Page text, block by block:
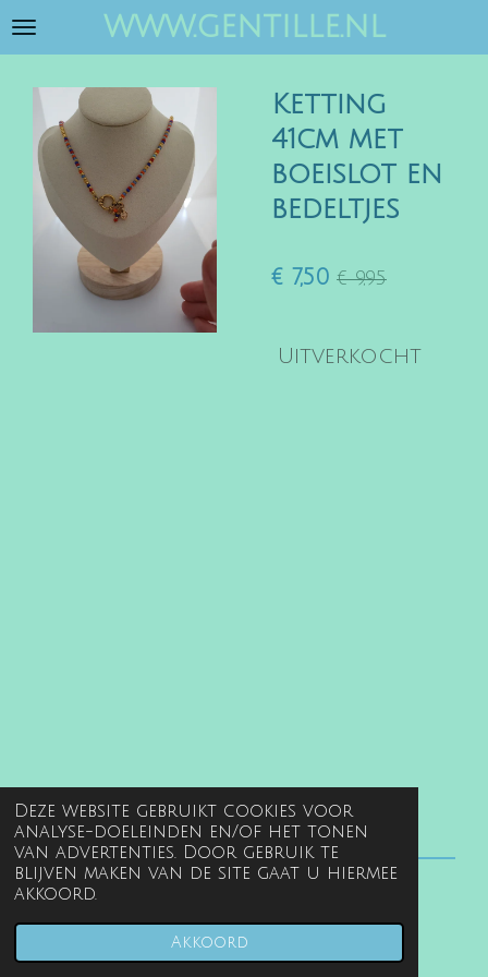
Deze website gebruikt cookies voor
analyse-doeleinden en/of het tonen
van advertenties. Door gebruik te
blijven maken van de site gaat u hiermee
akkoord.
Akkoord
Ga
hoofdinhoud
www.gentille.nl
Ketting
41cm met
boeislot en
bedeltjes
€ 7,50 € 9,95
Uitverkocht
© 2022 - 2026 www.gentille.nl
JouwWeb